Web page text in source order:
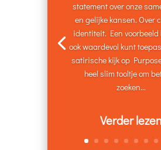
statement over onze
en gelijke kansen. Over
identiteit. Een voorbeeld
ook waardevol kunt
satirische kijk op
heel slim tooltje om
zoeken...
Verder